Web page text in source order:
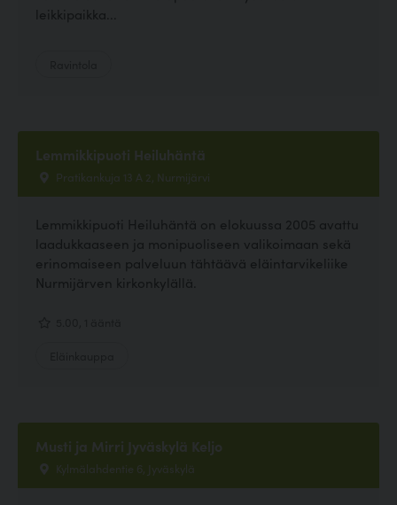
leikkipaikka...
Lemmikkipuoti Heiluhäntä
Pratikankuja 13 A 2, Nurmijärvi
Lemmikkipuoti Heiluhäntä on elokuussa 2005 avattu
laadukkaaseen ja monipuoliseen valikoimaan sekä
erinomaiseen palveluun tähtäävä eläintarvikeliike
Nurmijärven kirkonkylällä.
Musti ja Mirri Jyväskylä Keljo
Kylmälahdentie 6, Jyväskylä